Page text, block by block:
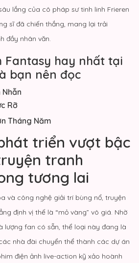
lắng của cô pháp sư tinh linh Frieren
sĩ đã chiến thắng, mang lại trải
đầy nhân văn.
Fantasy hay nhất tại
bạn nên đọc
Nhẫn
Rỡ
Tháng Năm
triển vượt bậc
tranh
tương lai
và công nghệ giải trí bùng nổ, truyện
định vị thế là “mỏ vàng” vô giá. Nhờ
lượng fan có sẵn, thể loại này đang là
nhà đài chuyển thể thành các dự án
điện ảnh live-action kỹ xảo hoành